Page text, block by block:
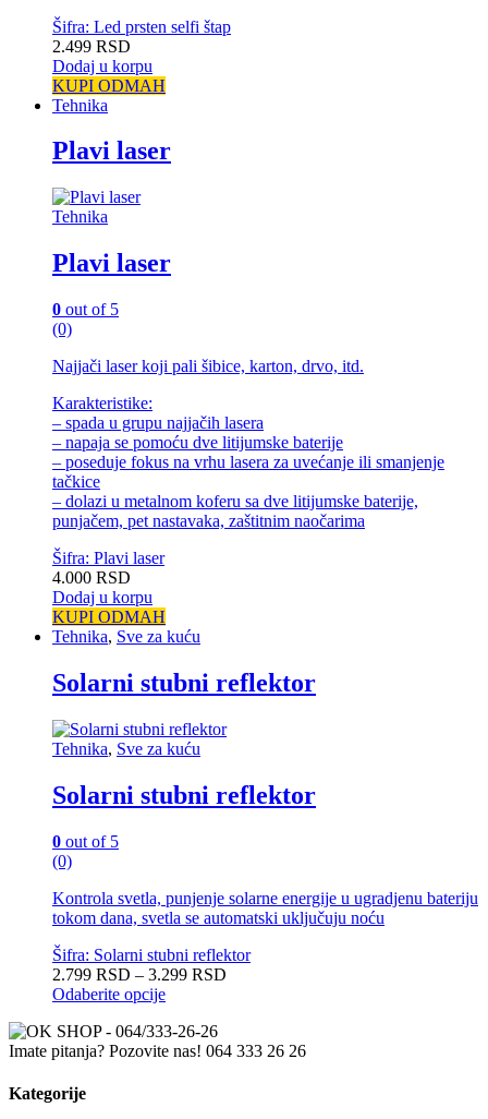
Šifra: Led prsten selfi štap
2.499 RSD
Dodaj u korpu
KUPI ODMAH
Tehnika
Plavi laser
Tehnika
Plavi laser
0 out of 5
(0)
Najjači laser koji pali šibice, karton, drvo, itd.
Karakteristike:
– spada u grupu najjačih lasera
– napaja se pomoću dve litijumske baterije
– poseduje fokus na vrhu lasera za uvećanje ili smanjenje
tačkice
– dolazi u metalnom koferu sa dve litijumske baterije,
punjačem, pet nastavaka, zaštitnim naočarima
Šifra: Plavi laser
4.000 RSD
Dodaj u korpu
KUPI ODMAH
Tehnika, Sve za kuću
Solarni stubni reflektor
Tehnika, Sve za kuću
Solarni stubni reflektor
0 out of 5
(0)
Kontrola svetla, punjenje solarne energije u ugradjenu bateriju
tokom dana, svetla se automatski uključuju noću
Šifra: Solarni stubni reflektor
2.799 RSD – 3.299 RSD
do
Odaberite opcije
proizvod
ima
varijanti.
Imate pitanja? Pozovite nas! 064 333 26 26
Kategorije